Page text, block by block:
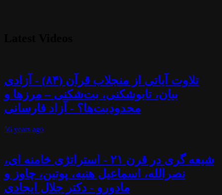
تلاوت آیاتی از منجلاب قرآن (۸۴) - آزادی
بیان، تابوشکنی، بت‌شکنی – مرزها و
محدودیت‌ها؟ - آزاد فارسانی
56 years ago
شیعه گری در قرن ۲۱ - استراتژی خامنه ای،
نصرالله، اسماعیل هنیه، پوتین، چاوز و
مادورو - دکتر جلال ایجادی